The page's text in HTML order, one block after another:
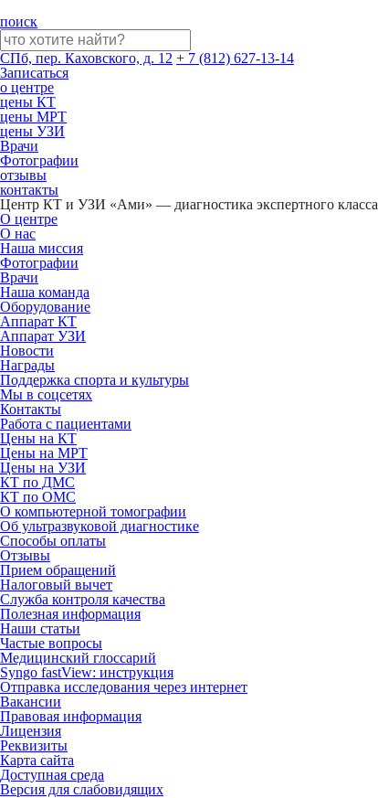
поиск
СПб, пер. Каховского, д. 12 + 7 (812) 627-13-14
Записаться
о центре
цены КТ
цены МРТ
цены УЗИ
Врачи
Фотографии
отзывы
контакты
Центр КТ и УЗИ «Ами» — диагностика экспертного класса
О центре
О нас
Наша миссия
Фотографии
Врачи
Наша команда
Оборудование
Аппарат КТ
Аппарат УЗИ
Новости
Награды
Поддержка спорта и культуры
Мы в соцсетях
Контакты
Работа с пациентами
Цены на КТ
Цены на МРТ
Цены на УЗИ
КТ по ДМС
КТ по ОМС
О компьютерной томографии
Об ультразвуковой диагностике
Способы оплаты
Отзывы
Прием обращений
Налоговый вычет
Служба контроля качества
Полезная информация
Наши статьи
Частые вопросы
Медицинский глоссарий
Syngo fastView: инструкция
Отправка исследования через интернет
Вакансии
Правовая информация
Лицензия
Реквизиты
Карта сайта
Доступная среда
Версия для слабовидящих